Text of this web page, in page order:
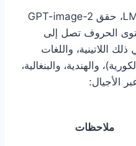
في اختبارات منصة LM Arena، حقق GPT-image-2
الحروف تصل إلى
اللاتينية، واللغات
والهندية، والبنغالية،
الأجيال:
ملاحظات